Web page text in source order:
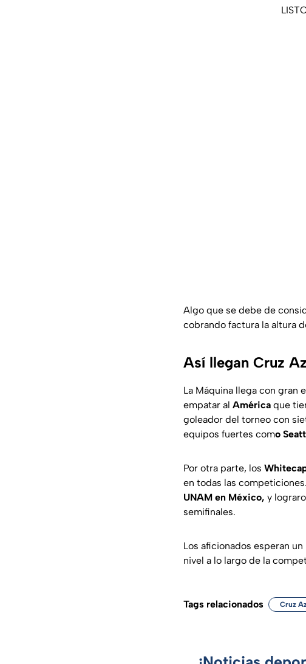
Algo que se debe de
cobrando factura la altura
Así llegan Cruz
La Máquina llega con gran
empatar al América que
goleador del torneo con
equipos fuertes como
Por otra parte, los
en todas las
UNAM en México, y
semifinales.
Los aficionados esperan
nivel a lo largo de la
Tags relacionados Cruz